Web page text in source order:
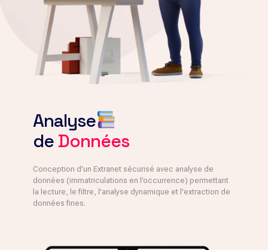
Analyse
de Données
Conception d'un Extranet sécurisé avec analyse de
données (immatriculations en l’occurrence) permettant
la lecture, le filtre, l'analyse dynamique et l'extraction de
données fines.